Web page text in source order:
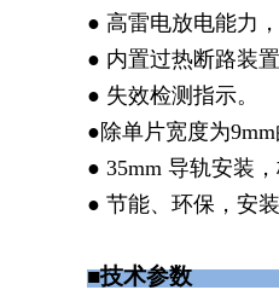
● 高雷电放电能力，
● 内置过热断路装置
● 失效检测指示。
●除单片宽度为9mm
● 35mm 导轨安装，
● 节能、环保，安
■